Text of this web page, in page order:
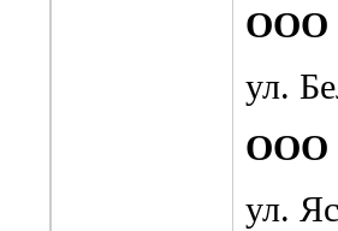
ООО
ул.
ООО
ул.